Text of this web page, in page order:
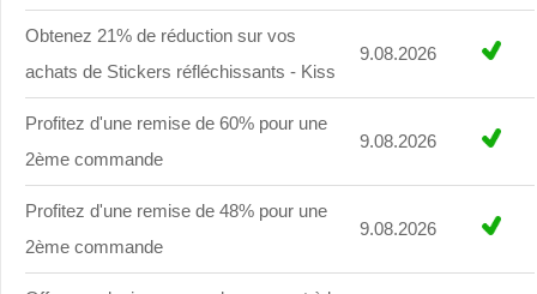
Obtenez 21% de réduction sur vos
achats de Stickers réfléchissants - Kiss
9.08.2026
Profitez d'une remise de 60% pour une
2ème commande
9.08.2026
Profitez d'une remise de 48% pour une
2ème commande
9.08.2026